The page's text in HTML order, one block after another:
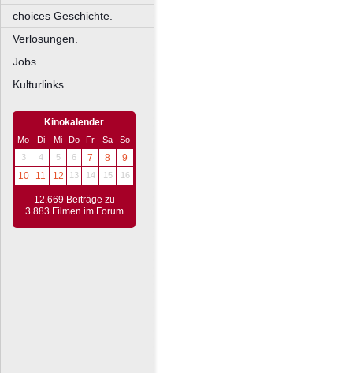
choices Geschichte.
Verlosungen.
Jobs.
Kulturlinks
Kinokalender
Mo Di Mi Do Fr Sa
So
3
4 5 6 7 8
9
10
11 12 13 14 15 16
12.669 Beiträge zu
3.883 Filmen im Forum